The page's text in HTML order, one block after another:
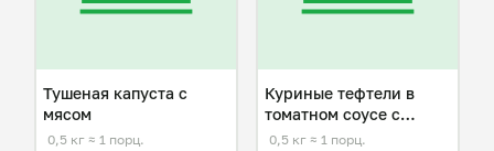
Тушеная капуста с
мясом
0,5 кг ≈ 1 порц.
Куриные тефтели в
томатном соусе с
макаронами
0,5 кг ≈ 1 порц.